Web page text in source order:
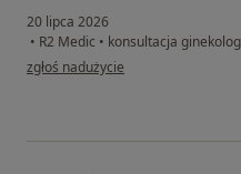
20 lipca 2026
• R2 Medic • konsultacja
w opinii użytkownika Sandra
zgłoś nadużycie